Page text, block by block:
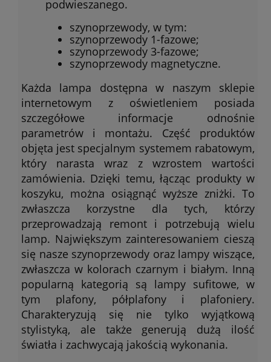
podwieszanego.
szynoprzewody, w tym:
szynoprzewody 1-fazowe;
szynoprzewody 3-fazowe;
szynoprzewody magnetyczne.
Każda lampa dostępna w naszym sklepie
internetowym z oświetleniem posiada
szczegółowe informacje odnośnie
parametrów i montażu. Część produktów
objęta jest specjalnym systemem rabatowym,
który narasta wraz z wzrostem wartości
zamówienia. Dzięki temu, łącząc produkty w
koszyku, można osiągnąć wyższe zniżki. To
zwłaszcza korzystne dla tych, którzy
przeprowadzają remont i potrzebują wielu
lamp. Największym zainteresowaniem cieszą
się nasze szynoprzewody oraz lampy wiszące,
zwłaszcza w kolorach czarnym i białym. Inną
popularną kategorią są lampy sufitowe, w
tym plafony, półplafony i plafoniery.
Charakteryzują się nie tylko wyjątkową
stylistyką, ale także generują dużą ilość
światła i zachwycają jakością wykonania.